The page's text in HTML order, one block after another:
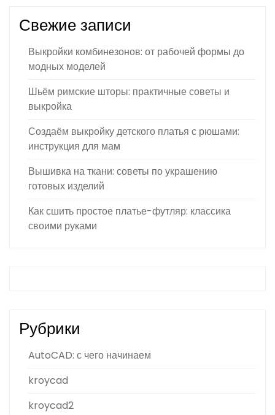
Свежие записи
Выкройки комбинезонов: от рабочей формы до
модных моделей
Шьём римские шторы: практичные советы и
выкройка
Создаём выкройку детского платья с рюшами:
инструкция для мам
Вышивка на ткани: советы по украшению
готовых изделий
Как сшить простое платье-футляр: классика
своими руками
Рубрики
AutoCAD: с чего начинаем
kroycad
kroycad2